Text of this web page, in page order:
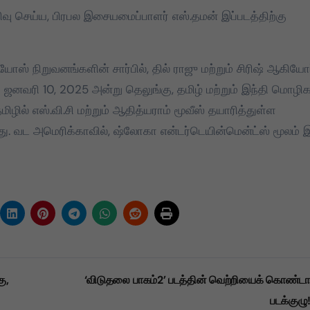
செய்ய, பிரபல இசையமைப்பாளர் எஸ்.தமன் இப்படத்திற்கு
நிறுவனங்களின் சார்பில், தில் ராஜு மற்றும் சிரிஷ்
10, 2025 அன்று தெலுங்கு, தமிழ் மற்றும் இந்தி
எஸ்.வி.சி மற்றும் ஆதித்யராம் மூவீஸ் தயாரித்துள்ள
வட அமெரிக்காவில், ஷ்லோகா என்டர்டெயின்மென்ட்ஸ் மூலம்
‘விடுதலை பாகம்2’ படத்தின் வெற்றியைக்
படக்குழு!